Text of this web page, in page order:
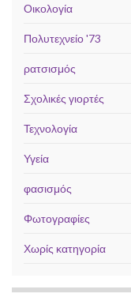
Οικολογία
Πολυτεχνείο '73
ρατσισμός
Σχολικές γιορτές
Τεχνολογία
Υγεία
φασισμός
Φωτογραφίες
Χωρίς κατηγορία